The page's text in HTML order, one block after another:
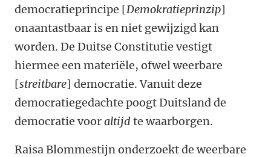
democratieprincipe [Demokratieprinzip]
onaantastbaar is en niet gewijzigd kan
worden. De Duitse Constitutie vestigt
hiermee een materiële, ofwel weerbare
[streitbare] democratie. Vanuit deze
democratiegedachte poogt Duitsland de
democratie vooraltijdte waarborgen.
Raisa Blommestijn onderzoekt de weerbare